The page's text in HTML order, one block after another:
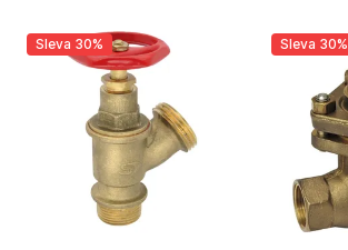
Sleva 30% Sleva 30%